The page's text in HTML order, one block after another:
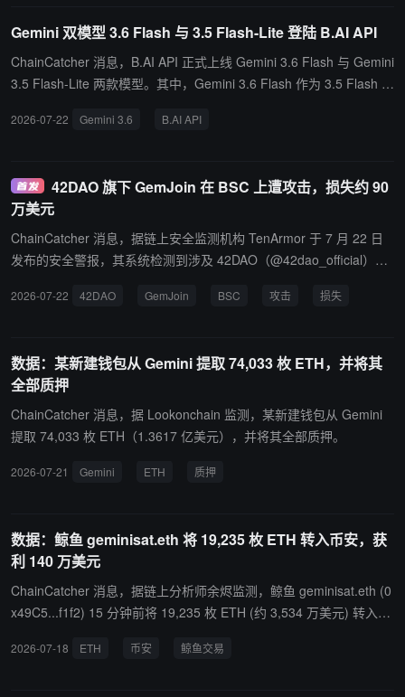
Gemini 双模型 3.6 Flash 与 3.5 Flash-Lite 登陆 B.AI API
ChainCatcher 消息，B.AI API 正式上线 Gemini 3.6 Flash 与 Gemini
3.5 Flash-Lite 两款模型。其中，Gemini 3.6 Flash 作为 3.5 Flash 的
平均降低约 17%，尤其在 DeepSWE 复杂场景下，最高降幅可达 6
gentic 智能检索等高并发、高实时性任务需求。目前，两款模型均已
开放官方 API 接口，开发者可即刻登录 B.AI 平台，无缝接入体验，
尽享新一代模型带来的性能红利。
2026-07-22 Gemini 3.6 B.AI API
42DAO 旗下 GemJoin 在 BSC 上遭攻击，损失约 90
万美元
ChainCatcher 消息，据链上安全监测机构 TenArmor 于 7 月 22 日
发布的安全警报，其系统检测到涉及 42DAO（@42dao_official）旗
上，造成约 90 万美元损失。 链上交易记录显示，攻击者通过 GemJ
OIN（BLC）与 Binance-Peg BSC-USD 等资产。
2026-07-22 42DAO GemJoin BSC 攻击 损失
数据：某新建钱包从 Gemini 提取 74,033 枚 ETH，并将其
全部质押
ChainCatcher 消息，据 Lookonchain 监测，某新建钱包从 Gemini
提取 74,033 枚 ETH（1.3617 亿美元），并将其全部质押。
2026-07-21 Gemini ETH 质押
数据：鲸鱼 geminisat.eth 将 19,235 枚 ETH 转入币安，获
利 140 万美元
ChainCatcher 消息，据链上分析师余烬监测，鲸鱼 geminisat.eth (0
x49C5...f1f2) 15 分钟前将 19,235 枚 ETH (约 3,534 万美元) 转入币
66 美元，因此盈利 140 万美元。
2026-07-18 ETH 币安 鲸鱼交易